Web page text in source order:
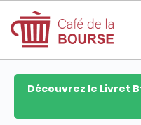
Découvrez le Livret